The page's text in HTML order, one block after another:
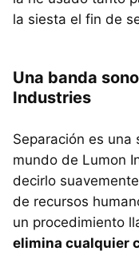
la siesta el fin de
Una banda
Industries
Separación es una
mundo de Lumon
decirlo
de recursos
un procedimiento
elimina cualquier